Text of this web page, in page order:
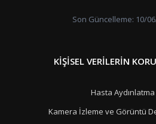
Son Güncelleme: 10/
KIŞISEL VERILERIN
Hasta
Kamera İzleme ve Görüntü